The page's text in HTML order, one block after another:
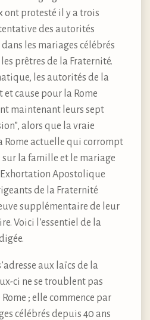
ont protesté il y a trois
des autorités
les mariages célébrés
prêtres de la Fraternité.
les autorités de la
cause pour la Rome
maintenant leurs sept
alors que la vraie
Rome actuelle qui corrompt
sur la famille et le mariage
Apostolique
de la Fraternité
supplémentaire de leur
Voici l’essentiel de la
aux laïcs de la
ci ne se troublent pas
; elle commence par
célébrés depuis 40 ans